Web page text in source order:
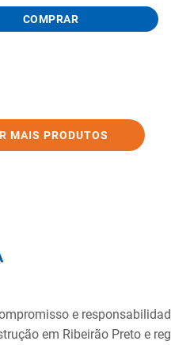
COMPRAR
e
em Ribeirão Preto e